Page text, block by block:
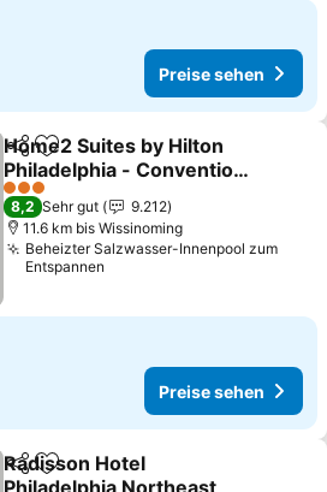
Preise sehen
TeilenZu Favoriten hinzufügen
Home2 Suites by Hilton
Philadelphia - Convention
Center, PA
3 Sterne
8,2 Sehr gut
9.212
11.6 km bis Wissinoming
Beheizter Salzwasser-Innenpool zum
Entspannen
Preise sehen
TeilenZu Favoriten hinzufügen
Radisson Hotel
Philadelphia Northeast